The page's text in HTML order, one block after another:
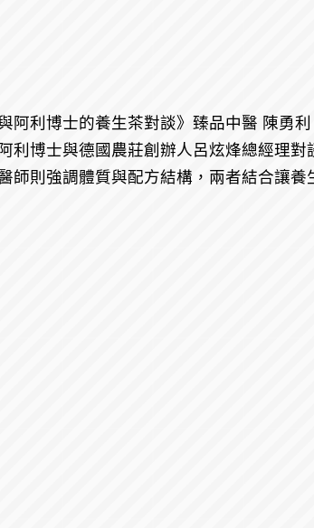
阿利博士的養生茶對談》臻品中醫 陳勇
博士與德國農莊創辦人呂炫烽總經理對
則強調體質與配方結構，兩者結合讓養